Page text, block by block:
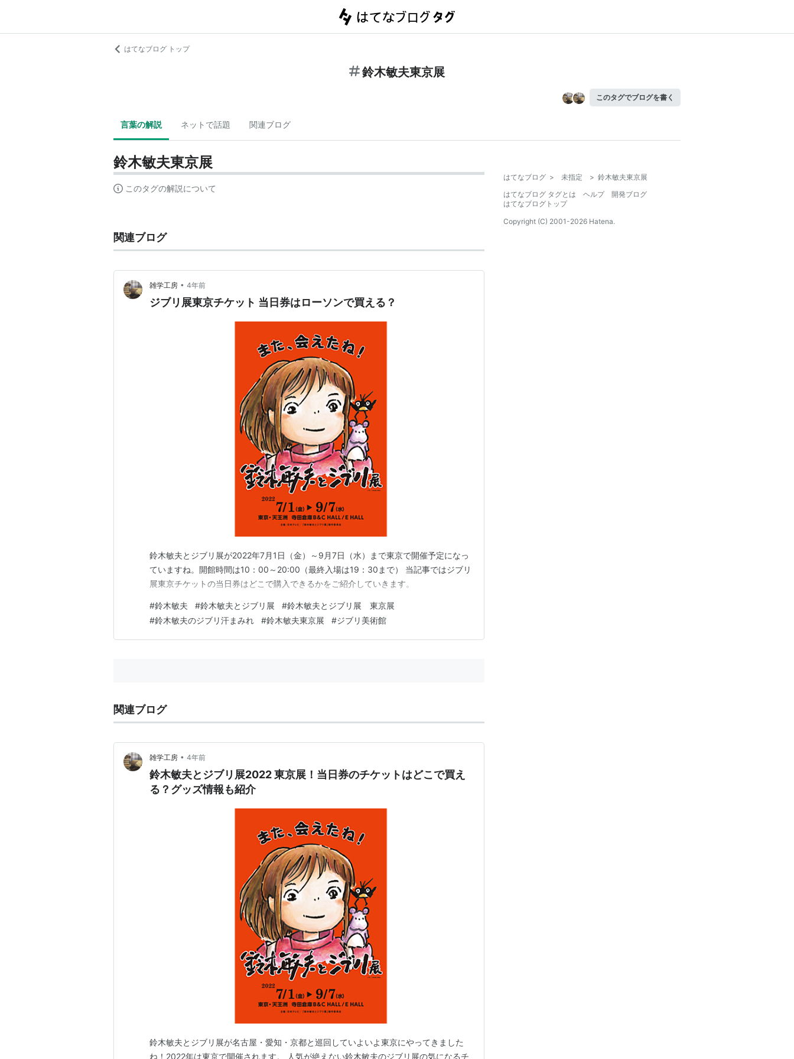
はてなブログ トップ
鈴木敏夫東京展
このタグでブログを書く
言葉の解説 ネットで話題 関連ブログ
鈴木敏夫東京展
このタグの解説について
関連ブログ
雑学工房 • 4年前
ジブリ展東京チケット 当日券はローソンで買える？
鈴木敏夫とジブリ展が2022年7月1日（金）～9月7日（水）まで東京で開催予定になっ
ていますね。開館時間は10：00～20:00（最終入場は19：30まで） 当記事ではジブリ
展東京チケットの当日券はどこで購入できるかをご紹介していきます。
#鈴木敏夫 #鈴木敏夫とジブリ展 #鈴木敏夫とジブリ展 東京展
#鈴木敏夫のジブリ汗まみれ #鈴木敏夫東京展 #ジブリ美術館
関連ブログ
雑学工房 • 4年前
鈴木敏夫とジブリ展2022 東京展！当日券のチケットはどこで買え
る？グッズ情報も紹介
鈴木敏夫とジブリ展が名古屋・愛知・京都と巡回していよいよ東京にやってきました
ね！2022年は東京で開催されます。 人気が絶えない鈴木敏夫のジブリ展の気になるチ
はてなブログ > 未指定 > 鈴木敏夫東京展
はてなブログ タグとは
ヘルプ
開発ブログ
はてなブログトップ
Copyright (C) 2001-2026 Hatena.